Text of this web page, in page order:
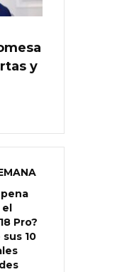
y
pena
el
Pro?
10